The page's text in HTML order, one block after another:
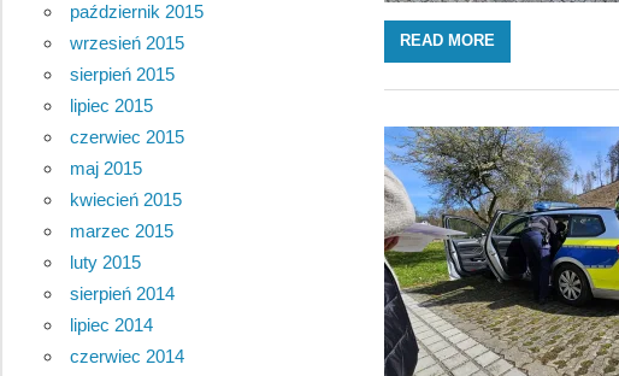
READ MORE
październik 2015
wrzesień 2015
sierpień 2015
lipiec 2015
czerwiec 2015
maj 2015
kwiecień 2015
marzec 2015
luty 2015
sierpień 2014
lipiec 2014
czerwiec 2014